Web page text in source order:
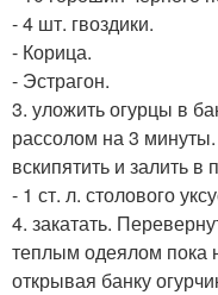
- 4 шт. гвоздики.
- Корица.
- Эстрагон.
3. уложить огурцы в
рассолом на 3
вскипятить и залить
- 1 ст. л. столового
4. закатать.
теплым одеялом пока
открывая банку